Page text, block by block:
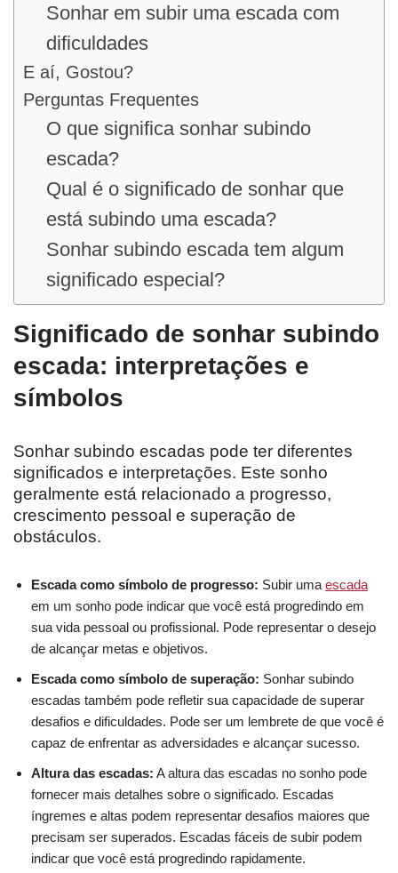
Sonhar em subir uma escada com
dificuldades
E aí, Gostou?
Perguntas Frequentes
O que significa sonhar subindo
escada?
Qual é o significado de sonhar que
está subindo uma escada?
Sonhar subindo escada tem algum
significado especial?
Significado de sonhar subindo
escada: interpretações e
símbolos
Sonhar subindo escadas pode ter diferentes
significados e interpretações. Este sonho
geralmente está relacionado a progresso,
crescimento pessoal e superação de
obstáculos.
Escada como símbolo de progresso: Subir uma escada
em um sonho pode indicar que você está progredindo em
sua vida pessoal ou profissional. Pode representar o desejo
de alcançar metas e objetivos.
Escada como símbolo de superação: Sonhar subindo
escadas também pode refletir sua capacidade de superar
desafios e dificuldades. Pode ser um lembrete de que você é
capaz de enfrentar as adversidades e alcançar sucesso.
Altura das escadas: A altura das escadas no sonho pode
fornecer mais detalhes sobre o significado. Escadas
íngremes e altas podem representar desafios maiores que
precisam ser superados. Escadas fáceis de subir podem
indicar que você está progredindo rapidamente.